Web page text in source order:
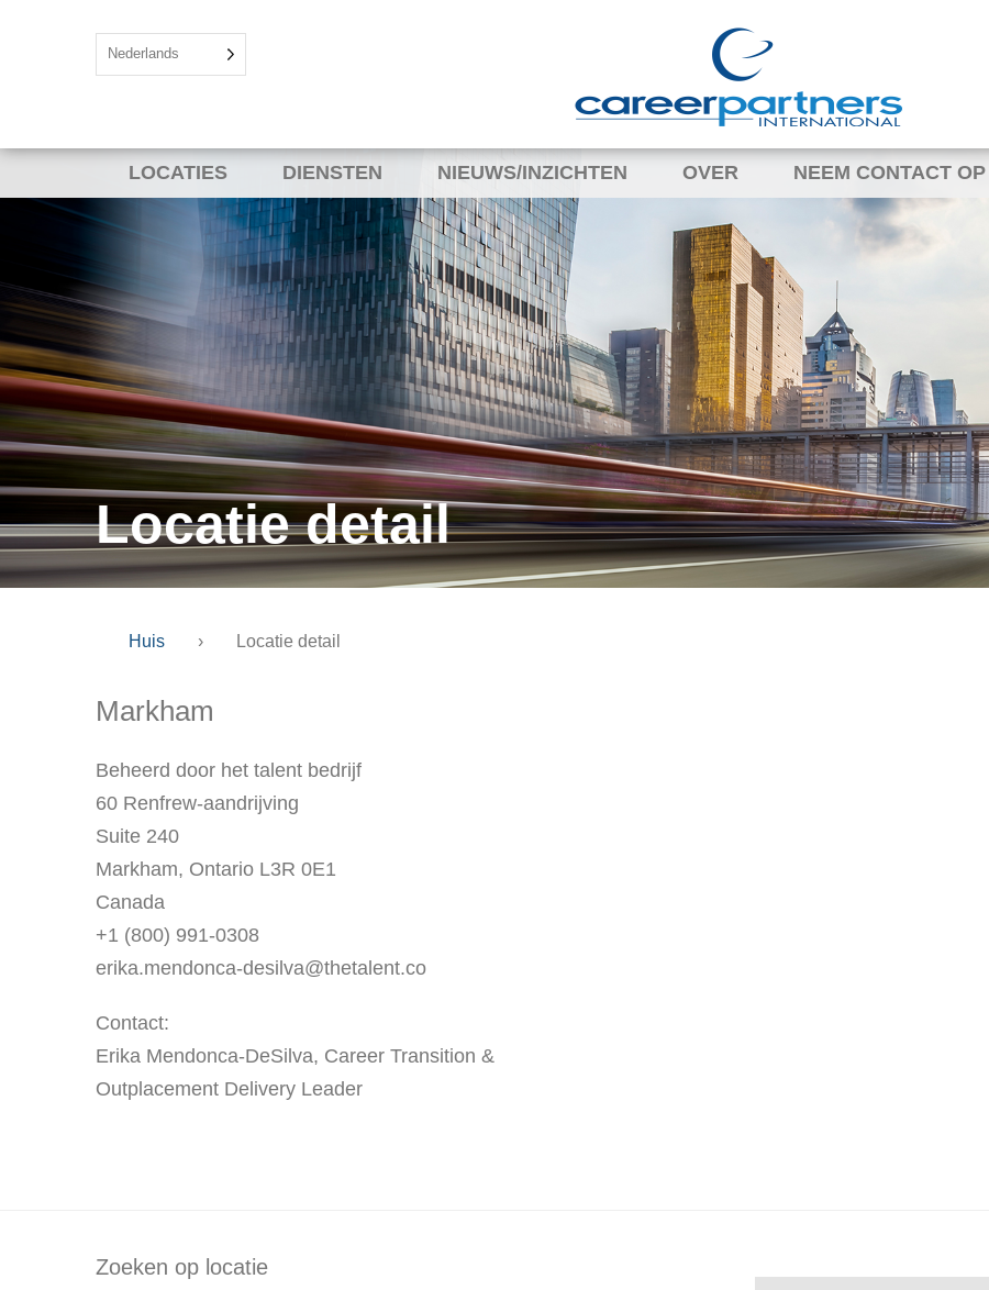
Nederlands
LOCATIES DIENSTEN NIEUWS/INZICHTEN OVER NEEM CONTACT
Locatie detail
Huis › Locatie detail
Markham
Beheerd door het talent bedrijf
60 Renfrew-aandrijving
Suite 240
Markham, Ontario L3R 0E1
Canada
+1 (800) 991-0308
erika.mendonca-desilva@thetalent.co
Contact:
Erika Mendonca-DeSilva, Career Transition &
Outplacement Delivery Leader
Zoeken op locatie